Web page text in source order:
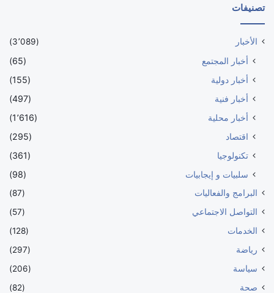
تصنيفات
الأخبار (3٬089)
أخبار المجتمع
(65)
أخبار دولية
(155)
أخبار فنية
(497)
أخبار محلية
(1٬616)
اقتصاد
(295)
تكنولوجيا
(361)
سلبيات و إيجابيات
(98)
البرامج والفعاليات
(87)
التواصل الاجتماعي
(57)
الخدمات
(128)
رياضة
(297)
سياسة
(206)
صحة
(82)